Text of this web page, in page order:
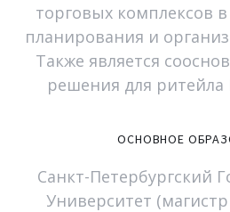
торговых комплексов
планирования и
Также является
решения для ритейла
ОСНОВНОЕ
Санкт-Петербургский
Университет